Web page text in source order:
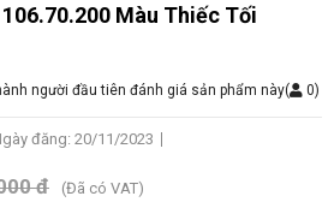
Màu Thiếc Tối
người đầu tiên đánh giá sản phẩm này( 0)
đăng: 20/11/2023
đ (Đã có VAT)